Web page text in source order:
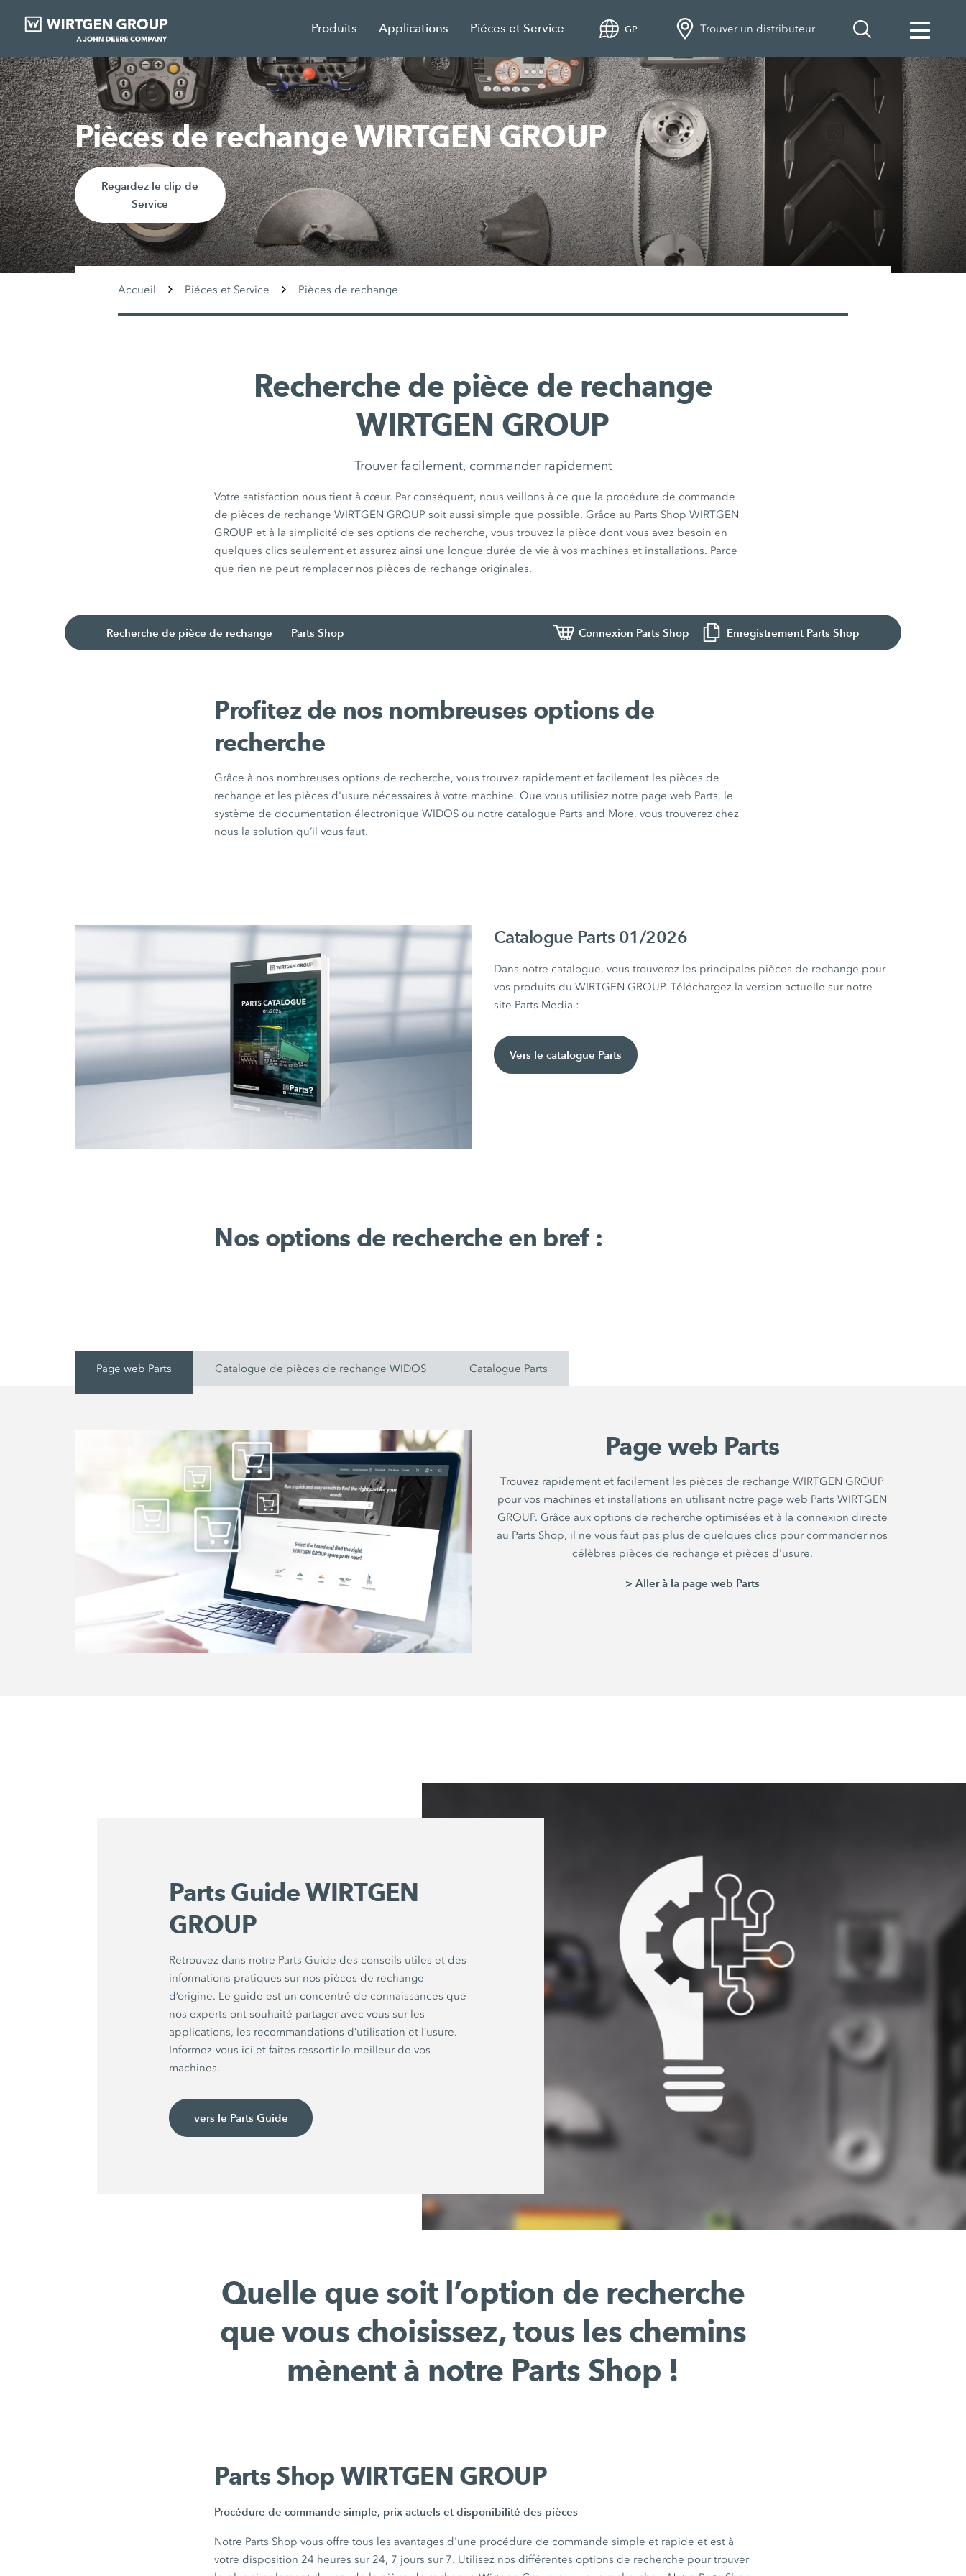
Produits Applications Piéces et Service GP Trouver un distributeur
Pièces de rechange WIRTGEN GROUP
Regardez le clip de
Service
Accueil Piéces et Service Pièces de rechange
Recherche de pièce de rechange
WIRTGEN GROUP
Trouver facilement, commander rapidement
Votre satisfaction nous tient à cœur. Par conséquent, nous veillons à ce que la procédure de commande
de pièces de rechange WIRTGEN GROUP soit aussi simple que possible. Grâce au Parts Shop WIRTGEN
GROUP et à la simplicité de ses options de recherche, vous trouvez la pièce dont vous avez besoin en
quelques clics seulement et assurez ainsi une longue durée de vie à vos machines et installations. Parce
que rien ne peut remplacer nos pièces de rechange originales.
Recherche de pièce de rechange Parts Shop Connexion Parts Shop Enregistrement Parts Shop
Profitez de nos nombreuses options de
recherche
Grâce à nos nombreuses options de recherche, vous trouvez rapidement et facilement les pièces de
rechange et les pièces d'usure nécessaires à votre machine. Que vous utilisiez notre page web Parts, le
système de documentation électronique WIDOS ou notre catalogue Parts and More, vous trouverez chez
nous la solution qu’il vous faut.
Catalogue Parts 01/2026
Dans notre catalogue, vous trouverez les principales pièces de rechange pour
vos produits du WIRTGEN GROUP. Téléchargez la version actuelle sur notre
site Parts Media :
Vers le catalogue Parts
Nos options de recherche en bref :
Page web Parts Catalogue de pièces de rechange WIDOS Catalogue Parts
Page web Parts
Trouvez rapidement et facilement les pièces de rechange WIRTGEN GROUP
pour vos machines et installations en utilisant notre page web Parts WIRTGEN
GROUP. Grâce aux options de recherche optimisées et à la connexion directe
au Parts Shop, il ne vous faut pas plus de quelques clics pour commander nos
célèbres pièces de rechange et pièces d'usure.
> Aller à la page web Parts
Parts Guide WIRTGEN
GROUP
Retrouvez dans notre Parts Guide des conseils utiles et des
informations pratiques sur nos pièces de rechange
d’origine. Le guide est un concentré de connaissances que
nos experts ont souhaité partager avec vous sur les
applications, les recommandations d’utilisation et l’usure.
Informez-vous ici et faites ressortir le meilleur de vos
machines.
vers le Parts Guide
Quelle que soit l’option de recherche
que vous choisissez, tous les chemins
mènent à notre Parts Shop !
Parts Shop WIRTGEN GROUP
Procédure de commande simple, prix actuels et disponibilité des pièces
Notre Parts Shop vous offre tous les avantages d'une procédure de commande simple et rapide et est à
votre disposition 24 heures sur 24, 7 jours sur 7. Utilisez nos différentes options de recherche pour trouver